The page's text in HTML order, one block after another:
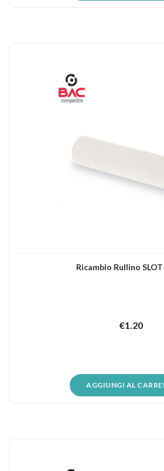
Ricambio Rullino SLOT
€1.20
AGGIUNGI AL